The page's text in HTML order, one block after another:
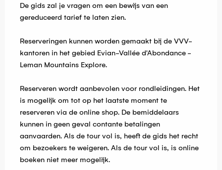
De gids zal je vragen om een bewijs van een
gereduceerd tarief te laten zien.
Reserveringen kunnen worden gemaakt bij de VVV-
kantoren in het gebied Evian-Vallée d'Abondance -
Leman Mountains Explore.
Reserveren wordt aanbevolen voor rondleidingen. Het
is mogelijk om tot op het laatste moment te
reserveren via de online shop. De bemiddelaars
kunnen in geen geval contante betalingen
aanvaarden. Als de tour vol is, heeft de gids het recht
om bezoekers te weigeren. Als de tour vol is, is online
boeken niet meer mogelijk.